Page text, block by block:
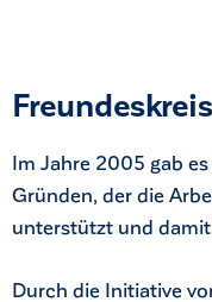
Freundeskreis
Im Jahre 2005 gab
Gründen, der die
unterstützt und
Durch die Initiative